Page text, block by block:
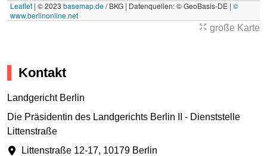
Leaflet | © 2023 basemap.de/ BKG | Datenquellen: © GeoBasis-DE | ©
www.berlinonline.net
große Karte
Kontakt
Landgericht Berlin
Die Präsidentin des Landgerichts Berlin II - Dienststelle
Littenstraße
Littenstraße 12-17, 10179 Berlin